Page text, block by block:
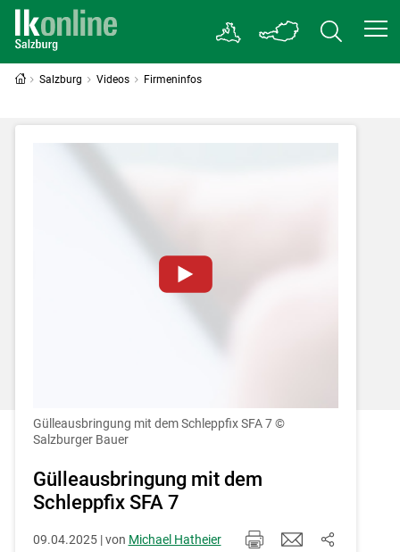
Salzburg Videos Firmeninfos
Einstellungen jederzeit einsehen und
korrigieren
Akzeptieren
Gülleausbringung mit dem Schleppfix SFA 7 ©
Salzburger Bauer
Gülleausbringung mit dem
Schleppfix SFA 7
09.04.2025 | von Michael Hatheier